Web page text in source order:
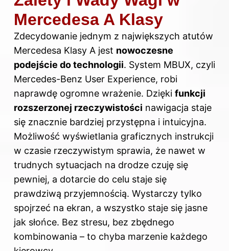
Mercedesa A Klasy
Zdecydowanie jednym z największych atutów
Mercedesa Klasy A jest nowoczesne
podejście do technologii. System MBUX, czyli
Mercedes-Benz User Experience, robi
naprawdę ogromne wrażenie. Dzięki funkcji
rozszerzonej rzeczywistości nawigacja staje
się znacznie bardziej przystępna i intuicyjna.
Możliwość wyświetlania graficznych instrukcji
w czasie rzeczywistym sprawia, że nawet w
trudnych sytuacjach na drodze czuję się
pewniej, a dotarcie do celu staje się
prawdziwą przyjemnością. Wystarczy tylko
spojrzeć na ekran, a wszystko staje się jasne
jak słońce. Bez stresu, bez zbędnego
kombinowania – to chyba marzenie każdego